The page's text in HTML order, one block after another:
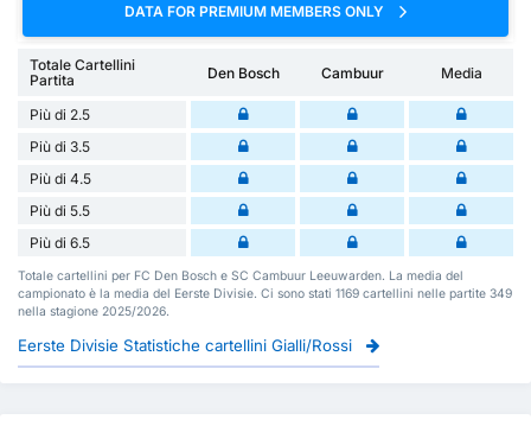
DATA FOR PREMIUM MEMBERS ONLY
Totale Cartellini
Partita
Den Bosch Cambuur Media
Più di 2.5
Più di 3.5
Più di 4.5
Più di 5.5
Più di 6.5
Totale cartellini per FC Den Bosch e SC Cambuur Leeuwarden. La media del
campionato è la media del Eerste Divisie. Ci sono stati 1169 cartellini nelle partite 349
nella stagione 2025/2026.
Eerste Divisie Statistiche cartellini Gialli/Rossi